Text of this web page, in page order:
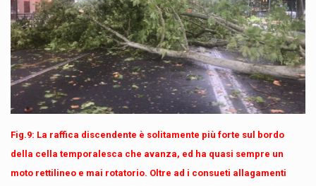
Fig.9: La raffica discendente è solitamente più forte sul bordo
della cella temporalesca che avanza, ed ha quasi sempre un
moto rettilineo e mai rotatorio. Oltre ad i consueti allagamenti